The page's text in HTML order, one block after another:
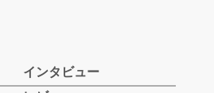
インタビュー